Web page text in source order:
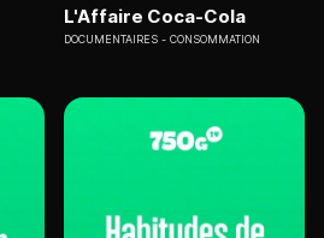
L'Affaire Coca-Cola
DOCUMENTAIRES CONSOMMATION